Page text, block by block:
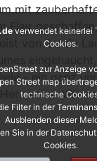
mit
Flair
von 'Lo de
- ein ganz
voller
verwendet keinerlei
Cookies.
zur Anzeige
Street map
technische
Filter in der
Ausblenden dieser
Sie in der
Cookies.